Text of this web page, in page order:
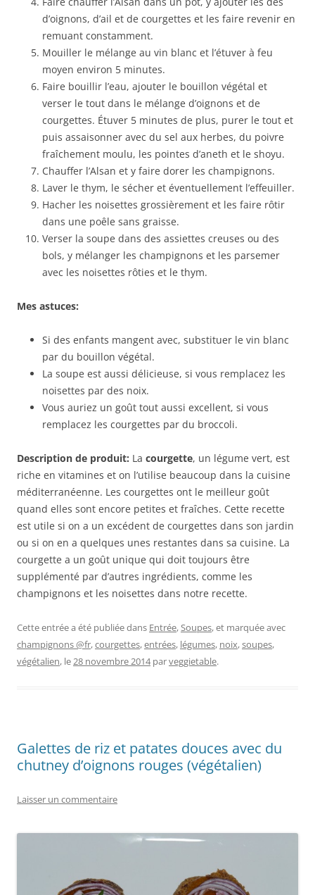
d’oignons, d’ail et de courgettes et les faire revenir en
remuant constamment.
Mouiller le mélange au vin blanc et l’étuver à feu
moyen environ 5 minutes.
Faire bouillir l’eau, ajouter le bouillon végétal et
verser le tout dans le mélange d’oignons et de
courgettes. Étuver 5 minutes de plus, purer le tout et
puis assaisonner avec du sel aux herbes, du poivre
fraîchement moulu, les pointes d’aneth et le shoyu.
Chauffer l’Alsan et y faire dorer les champignons.
Laver le thym, le sécher et éventuellement l’effeuiller.
Hacher les noisettes grossièrement et les faire rôtir
dans une poêle sans graisse.
Verser la soupe dans des assiettes creuses ou des
bols, y mélanger les champignons et les parsemer
avec les noisettes rôties et le thym.
Mes astuces:
Si des enfants mangent avec, substituer le vin blanc
par du bouillon végétal.
La soupe est aussi délicieuse, si vous remplacez les
noisettes par des noix.
Vous auriez un goût tout aussi excellent, si vous
remplacez les courgettes par du broccoli.
Description de produit: La courgette, un légume vert, est
riche en vitamines et on l’utilise beaucoup dans la cuisine
méditerranéenne. Les courgettes ont le meilleur goût
quand elles sont encore petites et fraîches. Cette recette
est utile si on a un excédent de courgettes dans son jardin
ou si on en a quelques unes restantes dans sa cuisine. La
courgette a un goût unique qui doit toujours être
supplémenté par d’autres ingrédients, comme les
champignons et les noisettes dans notre recette.
Cette entrée a été publiée dans Entrée,Soupes, et marquée avec
champignons @fr,courgettes,entrées, légumes, noix,soupes,
végétalien, le28 novembre 2014 parveggietable.
Galettes de riz et patates douces avec du
chutney d’oignons rouges (végétalien)
Laisser un commentaire